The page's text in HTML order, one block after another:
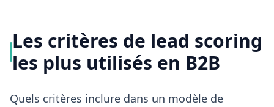
Les critères de lead scoring
les plus utilisés en B2B
Quels critères inclure dans un modèle de